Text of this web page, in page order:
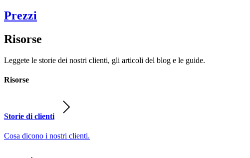
Prezzi
Risorse
Leggete le storie dei nostri clienti, gli articoli del blog e le guide.
Risorse
Storie di clienti
Cosa dicono i nostri clienti.